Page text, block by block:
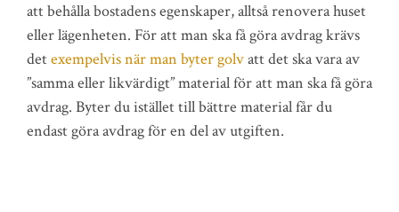
att behålla bostadens egenskaper, alltså renovera huset
eller lägenheten. För att man ska få göra avdrag krävs
detexempelvis när man byter golvatt det ska vara av
”samma eller likvärdigt” material för att man ska få göra
avdrag. Byter du istället till bättre material får du
endast göra avdrag för en del av utgiften.